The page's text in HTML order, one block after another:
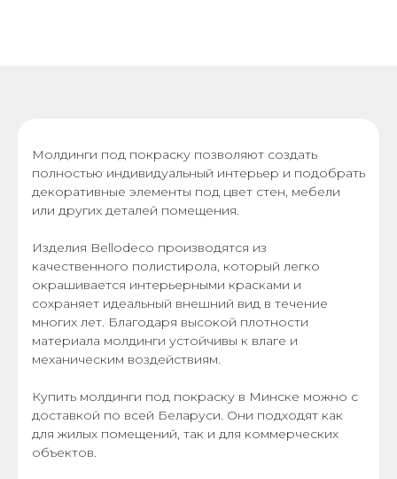
Молдинги под покраску позволяют создать
полностью индивидуальный интерьер и подобрать
декоративные элементы под цвет стен, мебели
или других деталей помещения.
Изделия Bellodeco производятся из
качественного полистирола, который легко
окрашивается интерьерными красками и
сохраняет идеальный внешний вид в течение
многих лет. Благодаря высокой плотности
материала молдинги устойчивы к влаге и
механическим воздействиям.
Купить молдинги под покраску в Минске можно с
доставкой по всей Беларуси. Они подходят как
для жилых помещений, так и для коммерческих
объектов.